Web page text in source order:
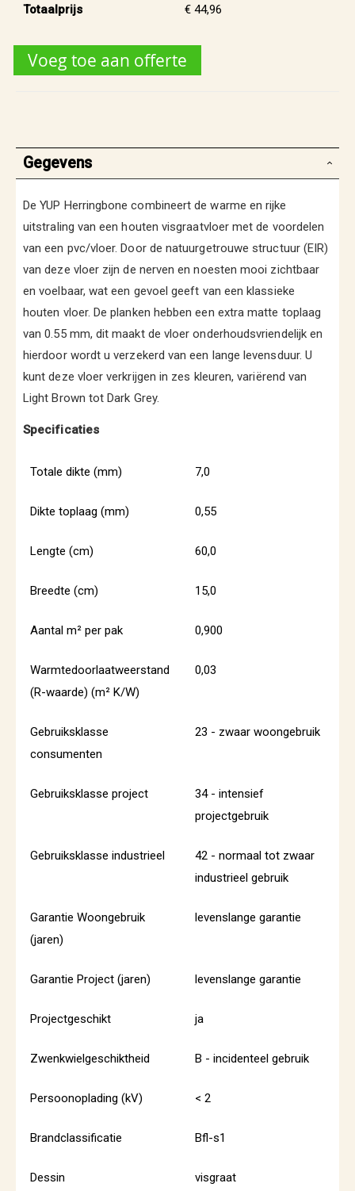
Totaalprijs € 44,96
Voeg toe aan offerte
Gegevens
De YUP Herringbone combineert de warme en rijke
uitstraling van een houten visgraatvloer met de voordelen
van een pvc/vloer. Door de natuurgetrouwe structuur (EIR)
van deze vloer zijn de nerven en noesten mooi zichtbaar
en voelbaar, wat een gevoel geeft van een klassieke
houten vloer. De planken hebben een extra matte toplaag
van 0.55 mm, dit maakt de vloer onderhoudsvriendelijk en
hierdoor wordt u verzekerd van een lange levensduur. U
kunt deze vloer verkrijgen in zes kleuren, variërend van
Light Brown tot Dark Grey.
Specificaties
Totale dikte (mm) 7,0
Dikte toplaag (mm) 0,55
Lengte (cm) 60,0
Breedte (cm) 15,0
Aantal m² per pak 0,900
Warmtedoorlaatweerstand
(R-waarde) (m² K/W)
0,03
Gebruiksklasse
consumenten
23 - zwaar woongebruik
Gebruiksklasse project
34 - intensief
projectgebruik
Gebruiksklasse industrieel
42 - normaal tot zwaar
industrieel gebruik
Garantie Woongebruik
(jaren)
levenslange garantie
Garantie Project (jaren) levenslange garantie
Projectgeschikt ja
Zwenkwielgeschiktheid B - incidenteel gebruik
Persoonoplading (kV) < 2
Brandclassificatie Bfl-s1
Dessin visgraat